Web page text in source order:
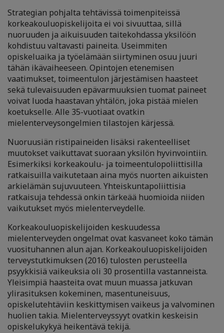
Strategian pohjalta tehtävissä toimenpiteissä
korkeakouluopiskelijoita ei voi sivuuttaa, sillä
nuoruuden ja aikuisuuden taitekohdassa yksilöön
kohdistuu valtavasti paineita. Useimmiten
opiskeluaika ja työelämään siirtyminen osuu juuri
tähän ikävaiheeseen. Opintojen etenemisen
vaatimukset, toimeentulon järjestämisen haasteet
sekä tulevaisuuden epävarmuuksien tuomat paineet
voivat luoda haastavan yhtälön, joka pistää mielen
koetukselle. Alle 35-vuotiaat ovatkin
mielenterveysongelmien tilastojen kärjessä.
Nuoruusiän ristipaineiden lisäksi rakenteelliset
muutokset vaikuttavat suoraan yksilön hyvinvointiin.
Esimerkiksi korkeakoulu- ja toimeentulopoliittisilla
ratkaisuilla vaikutetaan aina myös nuorten aikuisten
arkielämän sujuvuuteen. Yhteiskuntapoliittisia
ratkaisuja tehdessä onkin tärkeää huomioida niiden
vaikutukset myös mielenterveydelle.
Korkeakouluopiskelijoiden keskuudessa
mielenterveyden ongelmat ovat kasvaneet koko tämän
vuosituhannen alun ajan. Korkeakouluopiskelijoiden
terveystutkimuksen (2016) tulosten perusteella
psyykkisiä vaikeuksia oli 30 prosentilla vastanneista.
Yleisimpiä haasteita ovat muun muassa jatkuvan
ylirasituksen kokeminen, masentuneisuus,
opiskelutehtäviin keskittymisen vaikeus ja valvominen
huolien takia. Mielenterveyssyyt ovatkin keskeisin
opiskelukykyä heikentävä tekijä.